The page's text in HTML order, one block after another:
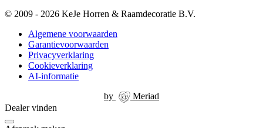
© 2009 - 2026 KeJe Horren & Raamdecoratie B.V.
Algemene voorwaarden
Garantievoorwaarden
Privacyverklaring
Cookieverklaring
AI-informatie
by
Meriad
Dealer vinden